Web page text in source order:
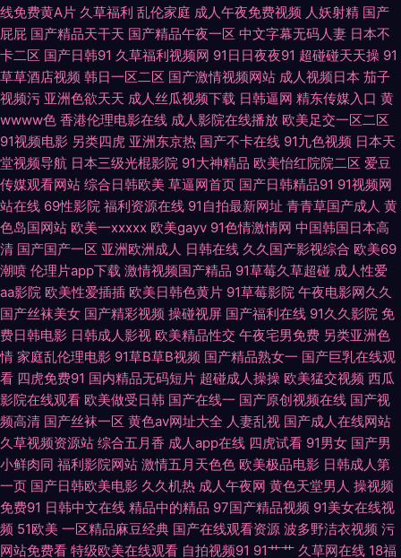
操逼无码 久艹在线资源 欧美A片色图图片 青娱乐91午夜 熟女少妇一二区 亚
州午夜影院 91大神影音 91香蕉碰 肏草碰91 豆花av网 国产午夜免费不卡 久
久午夜国产精 免费的黄色网 欧美丝袜人妖 日韩第3页 日韩中文字幕电影 亚
洲黑丝高跟福利 91叉叉 97超碰人人操 白丝啪啪 韩国射无码 久草资源福利战
蜜桃午夜精品 青青草原香蕉伊人 日本中文字幕MV 亚洲黄色网址 美女爆操
另类专区欧美 中文字幕黄色 国产精品黄 欧美色噜噜网 日韩色色 午夜福利
2000 亚洲夜夜情 91官网在线看 99国产人成精品 超碰大香蕉伊人 岛国青青
草 国产九一 欧美熟女交 日本抠逼 日韩淫乱视频 午夜福利宅女 做爱丝足网
狠狠撸天天艹 久久伊人大 欧美h版在线 成人不卡免费视频 免费入口91 伊人
大香蕉精品 超碰男女 日韩欧美国产一区 性爱福利社 2026狠狠干 国产精品
片 久草在线欧美 欧美老女肏屄视频 日韩影视 51视频网站 97超碰资源 超碰
91人人操 国产肏屄片 黄色精东 老司机色综合 日韩国产精品四虎 午夜试看三
线免费黄A片 久草福利 乱伦家庭 成人午夜免费视频 人妖射精 国产
屁屁 国产精品天干天 国产精品午夜一区 中文字幕无码人妻 日本不
卡二区 国产日韩91 久草福利视频网 91日日夜夜91 超碰碰天天操 91
草草酒店视频 韩日一区二区 国产激情视频网站 成人视频日本 茄子
视频污 亚洲色欲天天 成人丝瓜视频下载 日韩逼网 精东传媒入口 黄
wwww色 香港伦理电影在线 成人影院在线播放 欧美足交一区二区
91视频电影 另类四虎 亚洲东京热 国产不卡在线 91九色视频 日本天
堂视频导航 日本三级光棍影院 91大神精品 欧美怡红院院二区 爱豆
传媒观看网站 综合日韩欧美 草逼网首页 国产日韩精品91 91视频网
站在线 69性影院 福利资源在线 91自拍最新网址 青青草国产成人 黄
色岛国网站 欧美一xxxxx 欧美gayv 91色情激情网 中国韩国日本高
清 国产国产一区 亚洲欧洲成人 日韩在线 久久国产影视综合 欧美69
潮喷 伦理片app下载 激情视频国产精品 91草莓久草超碰 成人性爱
aa影院 欧美性爱插插 欧美日韩色黄片 91草莓影院 午夜电影网久久
国产丝袜美女 国产精彩视频 操碰视屏 国产福利在线 91久久影院 免
费日韩电影 日韩成人影视 欧美精品性交 午夜宅男免费 另类亚洲色
情 家庭乱伦理电影 91草B草B视频 国产精品熟女一 国产巨乳在线观
看 四虎免费91 国内精品无码短片 超碰成人操操 欧美猛交视频 西瓜
影院在线观看 欧美做受日韩 国产在线一 国产原创视频在线 国产视
频高清 国产丝袜一区 黄色av网址大全 人妻乱视 国产成人在线网站
久草视频资源站 综合五月香 成人app在线 四虎试看 91男女 国产男
小鲜肉同 福利影院网站 激情五月天色色 欧美极品电影 日韩成人第
一页 国产日韩欧美电影 久久机热 成人午夜网 黄色天堂男人 操视频
免费91 日韩中文在线 精品中的精品 97国产精品视频 91美女在线视
频 51欧美 一区精品麻豆经典 国产在线观看资源 波多野洁衣视频 污
网站免费看 特级欧美在线观看 自拍视频91 91艹艹 久草网在线 18福